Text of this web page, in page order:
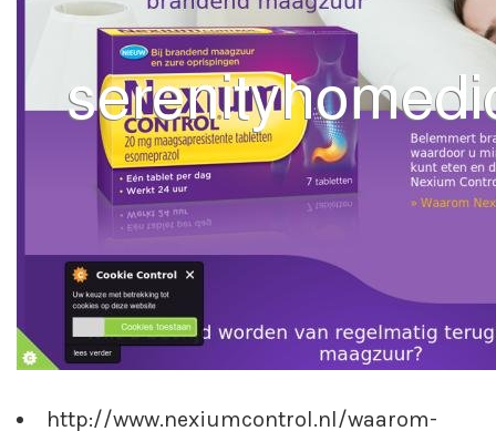
http://www.nexiumcontrol.nl/waarom-